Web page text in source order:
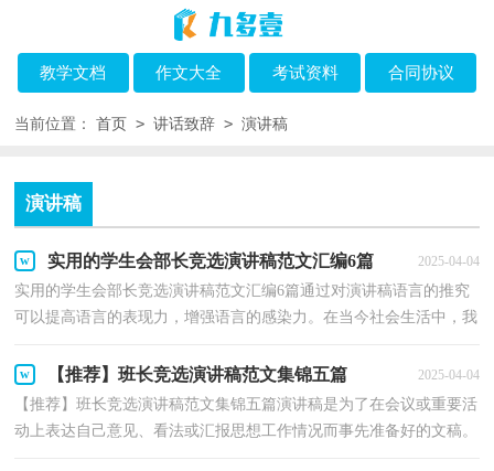
教学文档 作文大全 考试资料 合同协议
当前位置： 首页 > 讲话致辞 > 演讲稿
演讲稿
实用的学生会部长竞选演讲稿范文汇编6篇 2025-04-04
实用的学生会部长竞选演讲稿范文汇编6篇通过对演讲稿语言的推究
可以提高语言的表现力，增强语言的感染力。在当今社会生活中，我
【推荐】班长竞选演讲稿范文集锦五篇 2025-04-04
【推荐】班长竞选演讲稿范文集锦五篇演讲稿是为了在会议或重要活
动上表达自己意见、看法或汇报思想工作情况而事先准备好的文稿。